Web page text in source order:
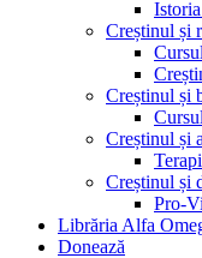
Creștinul și
Creștinul și
Creștinul și
Creștinul și
Pro-
Librăria Alfa
Donează